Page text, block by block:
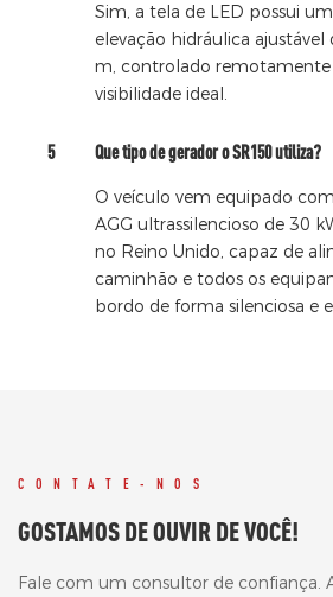
Sim, a tela de LED possui
elevação hidráulica ajustável
m, controlado remotamente
visibilidade ideal.
5 Que tipo de gerador o SR150 utiliza?
O veículo vem equipado
AGG ultrassilencioso de 30
no Reino Unido, capaz de
caminhão e todos os
bordo de forma silenciosa e
CONTATE-NOS
GOSTAMOS DE OUVIR DE VOCÊ!
Fale com um consultor de confiança.